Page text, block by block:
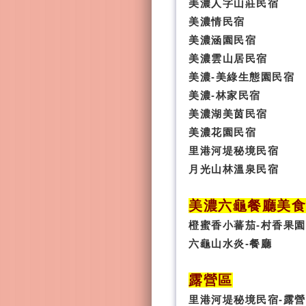
美濃人字山莊民宿
美濃情民宿
美濃涵園民宿
美濃雲山居民宿
美濃-美綠生態園民宿
美濃-林家民宿
美濃湖美茵民宿
美濃花園民宿
里港河堤秘境民宿
月光山林溫泉民宿
美濃六龜餐廳美食
橙蜜香小蕃茄-村香果園
六龜山水炎-餐廳
露營區
里港河堤秘境民宿-露